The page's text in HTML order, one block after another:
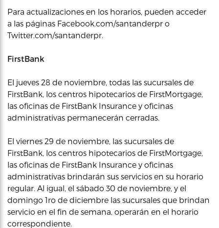
Para actualizaciones en los horarios, pueden acceder
a las páginas Facebook.com/santanderpr o
Twitter.com/santanderpr.
FirstBank
El jueves 28 de noviembre, todas las sucursales de
FirstBank, los centros hipotecarios de FirstMortgage,
las oficinas de FirstBank Insurance y oficinas
administrativas permanecerán cerradas.
El viernes 29 de noviembre, las sucursales de
FirstBank, los centros hipotecarios de FirstMortgage,
las oficinas de FirstBank Insurance y oficinas
administrativas brindarán sus servicios en su horario
regular. Al igual, el sábado 30 de noviembre, y el
domingo 1ro de diciembre las sucursales que brindan
servicio en el fin de semana, operarán en el horario
correspondiente.